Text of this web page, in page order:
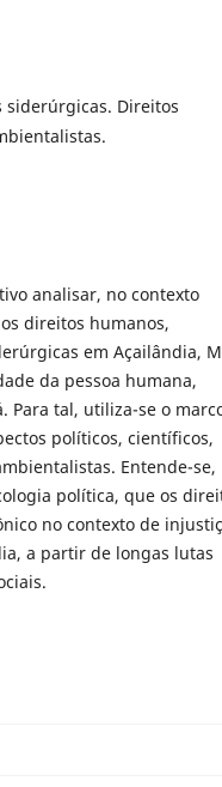
siderúrgicas. Direitos
analisar, no contexto
direitos humanos,
em Açailândia,
da pessoa humana,
Para tal, utiliza-se o
políticos, científicos,
Entende-se,
política, que os
no contexto de
a partir de longas lutas